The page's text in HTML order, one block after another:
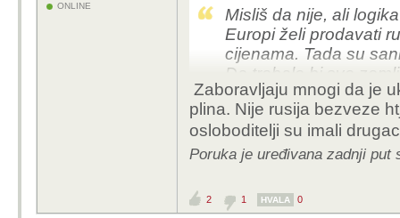
ONLINE
Misliš da nije, ali
Europi želi prodavati
cijenama. Tada su
Da trebale bi sve
i Venezuela, Iran i
Licemjerje Europe je
imperijalistima na
urušava.
protiv nas. Najveći
koristimo kao
Zaboravljaju mnogi da je
plina. Nije rusija bezveze
osloboditelji su imali
Poruka je uređivana zadnji put
2 1 HVALA 0